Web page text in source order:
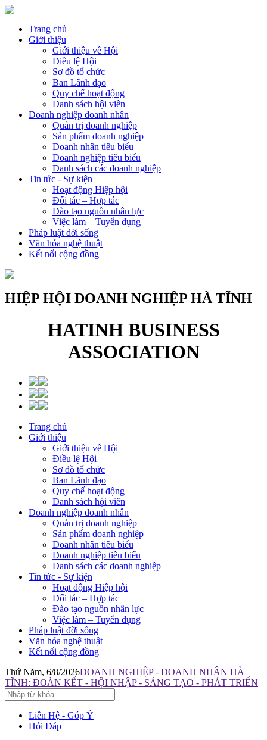
Trang chủ
Giới thiệu
Giới thiệu về Hội
Điều lệ Hội
Sơ đồ tổ chức
Ban Lãnh đạo
Quy chế hoạt động
Danh sách hội viên
Doanh nghiệp doanh nhân
Quản trị doanh nghiệp
Sản phẩm doanh nghiệp
Doanh nhân tiêu biểu
Doanh nghiệp tiêu biểu
Danh sách các doanh nghiệp
Tin tức - Sự kiện
Hoạt động Hiệp hội
Đối tác – Hợp tác
Đào tạo nguồn nhân lực
Việc làm – Tuyển dụng
Pháp luật đời sống
Văn hóa nghệ thuật
Kết nối cộng đồng
HIỆP HỘI DOANH NGHIỆP HÀ TĨNH
HATINH BUSINESS
ASSOCIATION
Trang chủ
Giới thiệu
Giới thiệu về Hội
Điều lệ Hội
Sơ đồ tổ chức
Ban Lãnh đạo
Quy chế hoạt động
Danh sách hội viên
Doanh nghiệp doanh nhân
Quản trị doanh nghiệp
Sản phẩm doanh nghiệp
Doanh nhân tiêu biểu
Doanh nghiệp tiêu biểu
Danh sách các doanh nghiệp
Tin tức - Sự kiện
Hoạt động Hiệp hội
Đối tác – Hợp tác
Đào tạo nguồn nhân lực
Việc làm – Tuyển dụng
Pháp luật đời sống
Văn hóa nghệ thuật
Kết nối cộng đồng
Thứ Năm, 6/8/2026DOANH NGHIỆP - DOANH NHÂN HÀ
TĨNH: ĐOÀN KẾT - HỘI NHẬP - SÁNG TẠO - PHÁT TRIỂN
Liên Hệ - Góp Ý
Hỏi Đáp